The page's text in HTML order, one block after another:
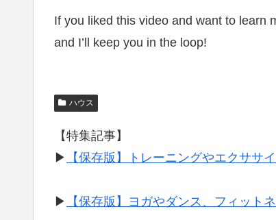
If you liked this video and want to learn
and I’ll keep you in the loop!
ハウス
【特集記事】
▶︎
【保存版】トレーニングやエクササ
▶︎ 【保存版】ヨガやダンス、フィット